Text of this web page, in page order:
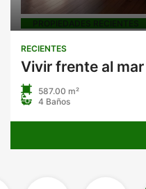
PROPIEDADES RECIENTES
RECIENTES
Vivir frente al
587.00 m²
4 Baños